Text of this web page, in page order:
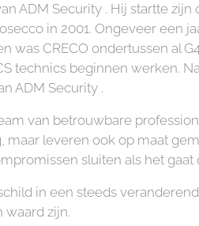
ADM Security . Hij startte
in 2001. Ongeveer een
was CRECO ondertussen al
technics beginnen werken.
ADM Security .
van betrouwbare
leveren ook op maat
sluiten als het
in een steeds
zijn.